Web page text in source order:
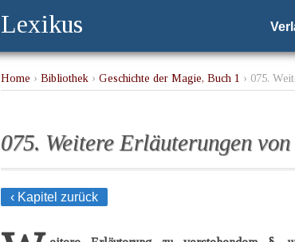
Lexikus
Home › Bibliothek › Geschichte der Magie, Buch 1 › 075.
075. Weitere Erläuterungen
‹ Kapitel zurück